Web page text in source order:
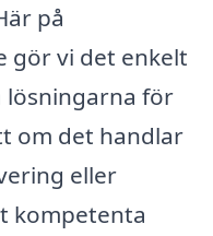
på
gör vi det enkelt
för
om det handlar
eller
kompetenta